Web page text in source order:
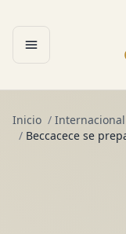
Abrir menú
Inicio / Internacional
/ Beccacece se